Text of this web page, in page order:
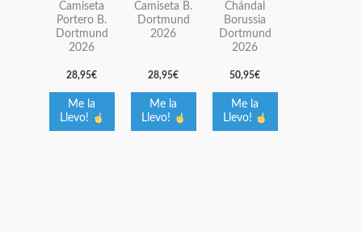
Camiseta
Portero B.
Dortmund
2026
28,95€
Me la
Llevo!
variantes.
Las
se
pueden
elegir
Camiseta B.
Dortmund
2026
28,95€
Me la
Llevo!
variantes.
Las
se
pueden
elegir
Chándal
Borussia
Dortmund
2026
50,95€
Me la
Llevo!
variantes.
Las
se
pueden
elegir